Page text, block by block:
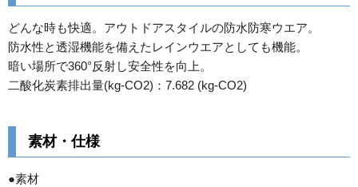
どんな時も快適。アウトドアスタイルの防水防寒ウエア。
防水性と透湿機能を備えたレインウエアとしても機能。
暗い場所で360°反射し安全性を向上。
二酸化炭素排出量(kg-CO2)：7.682 (kg-CO2)
素材・仕様
●素材